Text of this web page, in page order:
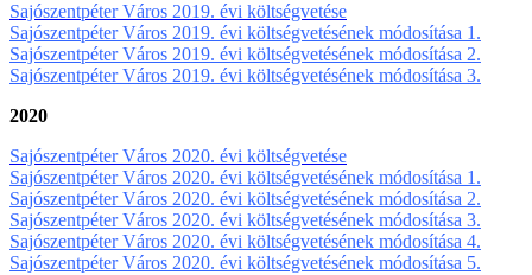
Sajószentpéter Város 2019. évi költségvetése
Sajószentpéter Város 2019. évi költségvetésének módosítása 1.
Sajószentpéter Város 2019. évi költségvetésének módosítása 2.
Sajószentpéter Város 2019. évi költségvetésének módosítása 3.
2020
Sajószentpéter Város 2020. évi költségvetése
Sajószentpéter Város 2020. évi költségvetésének módosítása 1.
Sajószentpéter Város 2020. évi költségvetésének módosítása 2.
Sajószentpéter Város 2020. évi költségvetésének módosítása 3.
Sajószentpéter Város 2020. évi költségvetésének módosítása 4.
Sajószentpéter Város 2020. évi költségvetésének módosítása 5.